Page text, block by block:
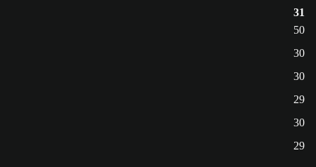
31
50
30
30
29
30
29